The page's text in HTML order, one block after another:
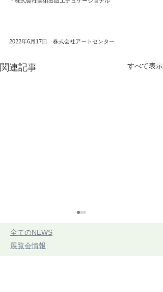
2022年6月17日　株式会社アートセンター
関連記事 すべて表示
​全てのNEWS
​展覧会情報